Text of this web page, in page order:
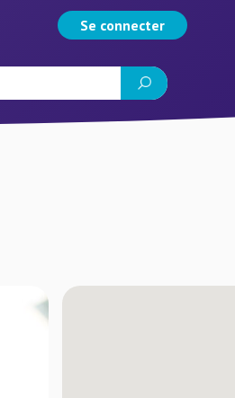
Se connecter